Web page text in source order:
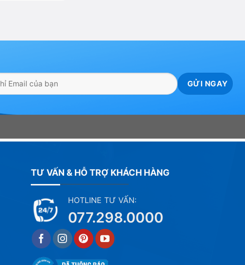
TƯ VẤN & HỖ TRỢ KHÁCH HÀNG
HOTLINE TƯ VẤN:
077.298.0000